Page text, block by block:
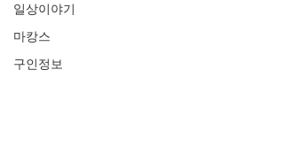
일상이야기
마캉스
구인정보